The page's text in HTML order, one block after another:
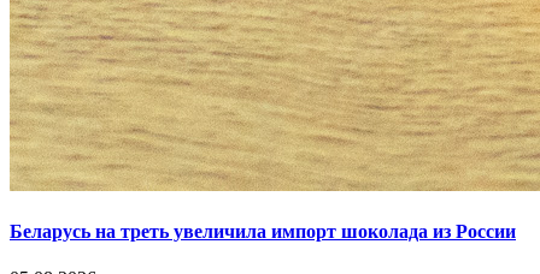
Беларусь на треть увеличила импорт шоколада из России